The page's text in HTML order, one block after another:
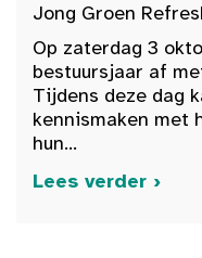
Jong Groen
Op zaterdag 3
bestuursjaar af
Tijdens deze dag
kennismaken met
hun...
Lees verder ›